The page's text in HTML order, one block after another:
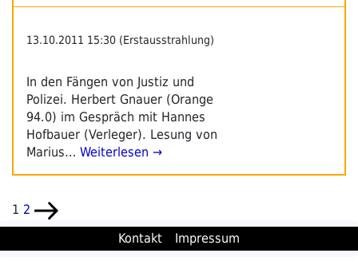
13.10.2011 15:30 (Erstausstrahlung)
In den Fängen von Justiz und
Polizei. Herbert Gnauer (Orange
94.0) im Gespräch mit Hannes
Hofbauer (Verleger). Lesung von
Marius… Weiterlesen →
Seitennummerierung
der
Beiträge
Seite
1 Seite
2 Nächste
Seite
Kontakt
Impressum